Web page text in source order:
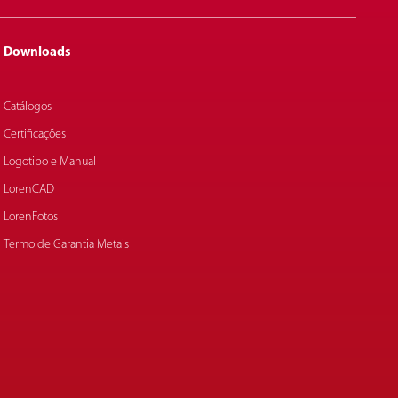
Downloads
Catálogos
Certificações
Logotipo e Manual
LorenCAD
LorenFotos
Termo de Garantia Metais